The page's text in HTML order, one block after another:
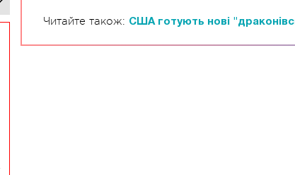
Читайте також: США готують нові